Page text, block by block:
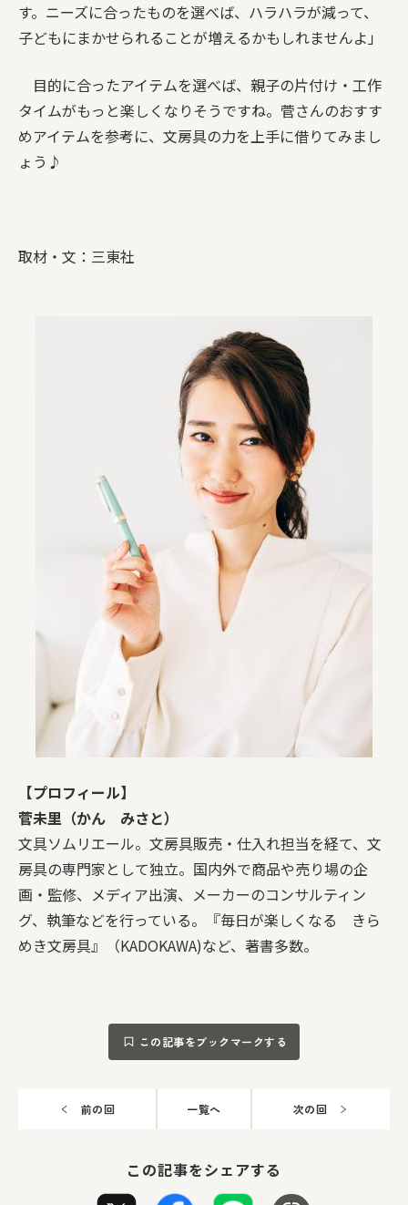
す。ニーズに合ったものを選べば、ハラハラが減って、
子どもにまかせられることが増えるかもしれませんよ」
目的に合ったアイテムを選べば、親子の片付け・工作
タイムがもっと楽しくなりそうですね。菅さんのおすす
めアイテムを参考に、文房具の力を上手に借りてみまし
ょう♪
取材・文：三東社
【プロフィール】
菅未里（かん みさと）
文具ソムリエール。文房具販売・仕入れ担当を経て、文
房具の専門家として独立。国内外で商品や売り場の企
画・監修、メディア出演、メーカーのコンサルティン
グ、執筆などを行っている。『毎日が楽しくなる きら
めき文房具』（KADOKAWA)など、著書多数。
この記事をブックマークする
前の回 一覧へ 次の回
この記事をシェアする